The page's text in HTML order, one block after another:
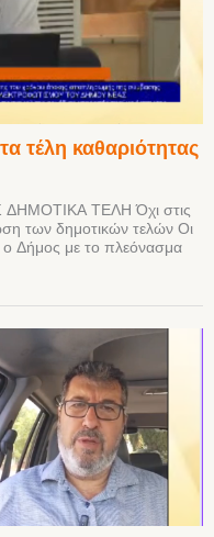
τέλη καθαριότητας
ΤΕΛΗ Όχι στις
των δημοτικών τελών Οι
Δήμος με το πλεόνασμα